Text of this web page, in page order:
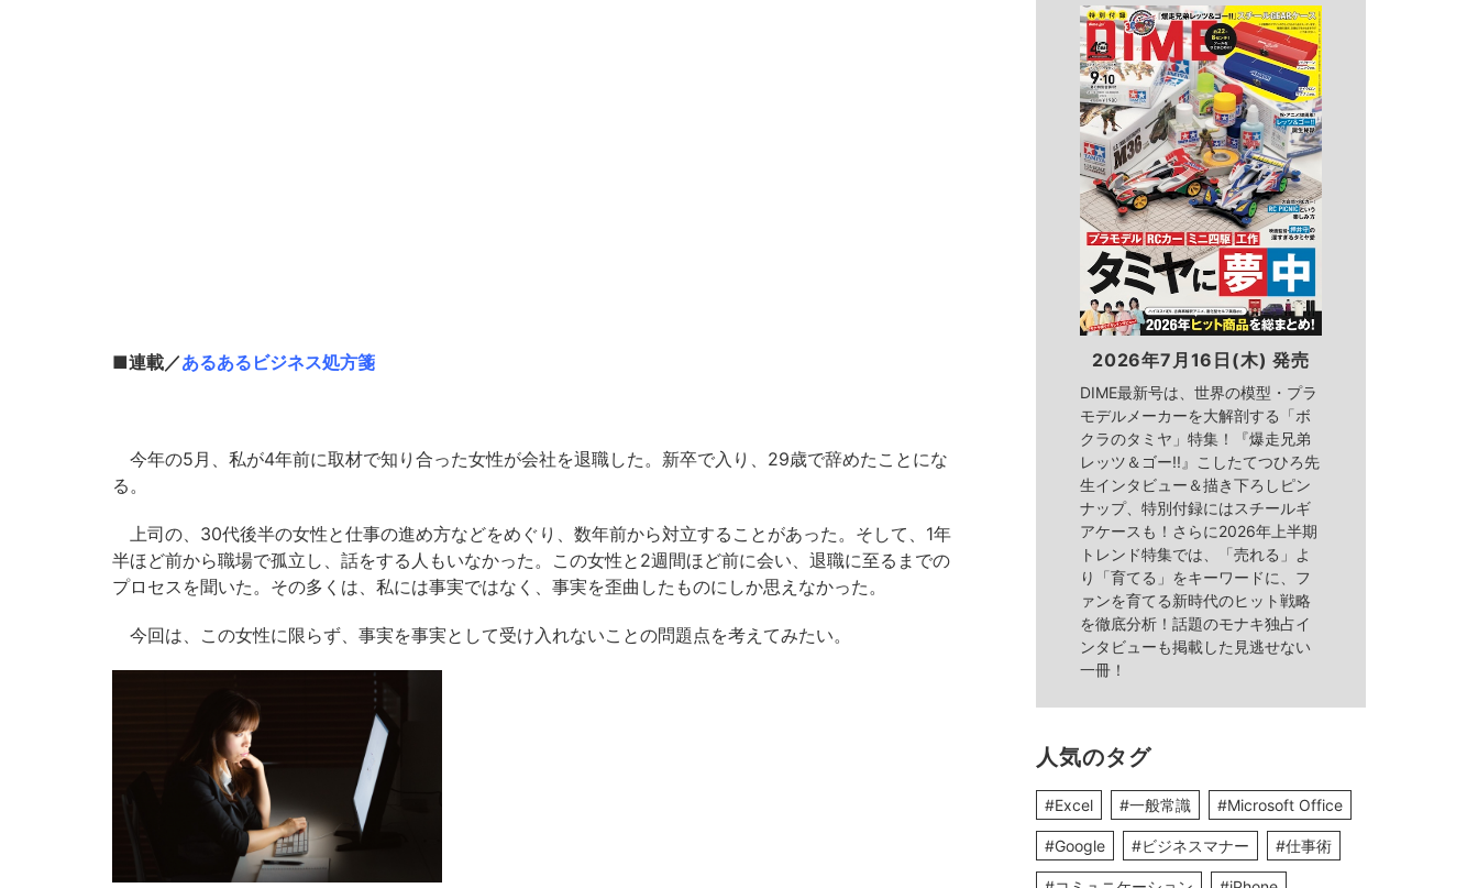
■連載／あるあるビジネス処方箋
今年の5月、私が4年前に取材で知り合った女性が会社を退職した。新卒で入り、29歳で辞めたことにな
る。
上司の、30代後半の女性と仕事の進め方などをめぐり、数年前から対立することがあった。そして、1年
半ほど前から職場で孤立し、話をする人もいなかった。この女性と2週間ほど前に会い、退職に至るまでの
プロセスを聞いた。その多くは、私には事実ではなく、事実を歪曲したものにしか思えなかった。
今回は、この女性に限らず、事実を事実として受け入れないことの問題点を考えてみたい。
2026年7月16日(木) 発売
DIME最新号は、世界の模型・プラ
モデルメーカーを大解剖する「ボ
クラのタミヤ」特集！『爆走兄弟
レッツ＆ゴー!!』こしたてつひろ先
生インタビュー＆描き下ろしピン
ナップ、特別付録にはスチールギ
アケースも！さらに2026年上半期
トレンド特集では、「売れる」よ
り「育てる」をキーワードに、フ
ァンを育てる新時代のヒット戦略
を徹底分析！話題のモナキ独占イ
ンタビューも掲載した見逃せない
一冊！
人気のタグ
#Excel #一般常識 #Microsoft Office
#Google #ビジネスマナー #仕事術